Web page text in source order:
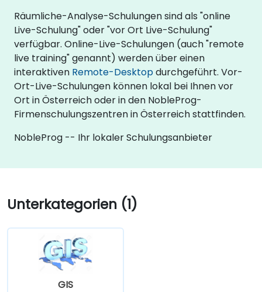
Räumliche-Analyse-Schulungen sind als "online
Live-Schulung" oder "vor Ort Live-Schulung"
verfügbar. Online-Live-Schulungen (auch "remote
live training" genannt) werden über einen
interaktiven Remote-Desktopdurchgeführt. Vor-
Ort-Live-Schulungen können lokal bei Ihnen vor
Ort in Österreich oder in den NobleProg-
Firmenschulungszentren in Österreich stattfinden.
NobleProg -- Ihr lokaler Schulungsanbieter
Unterkategorien (1)
GIS